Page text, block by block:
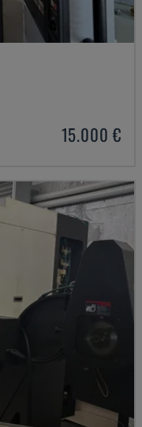
15.000 €